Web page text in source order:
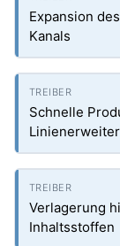
Expansion
Kanals
Schnelle
Verlagerung
Inhaltsstoffen